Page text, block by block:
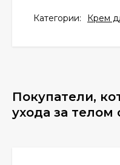
Категории: Крем
Покупатели,
ухода за телом